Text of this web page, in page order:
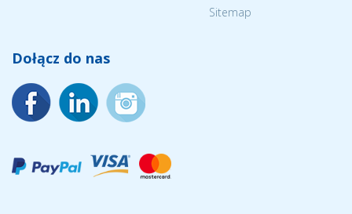
Sitemap
Dołącz do nas